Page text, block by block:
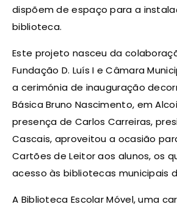
dispõem de espaço para a
biblioteca.
Este projeto nasceu da
Fundação D. Luís I e Câmara
a cerimónia de inauguração
Básica Bruno Nascimento, em
presença de Carlos Carreiras,
Cascais, aproveitou a ocasião
Cartões de Leitor aos alunos, os
acesso às bibliotecas municipais
A Biblioteca Escolar Móvel, uma